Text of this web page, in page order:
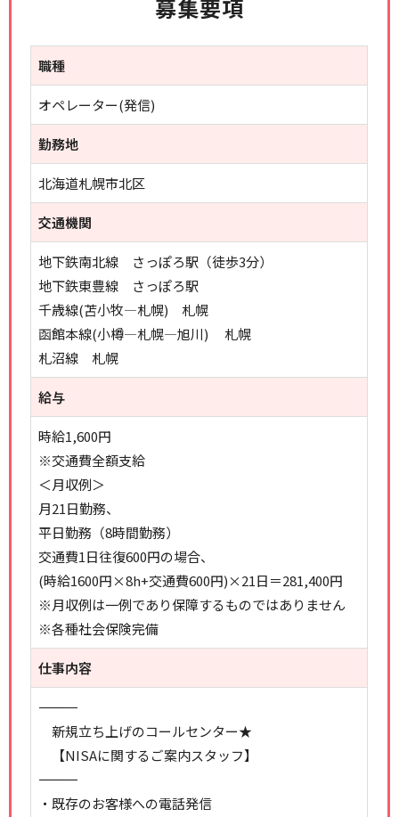
募集要項
職種
オペレーター(発信)
勤務地
北海道札幌市北区
交通機関
地下鉄南北線 さっぽろ駅（徒歩3分）
地下鉄東豊線 さっぽろ駅
千歳線(苫小牧―札幌) 札幌
函館本線(小樽―札幌―旭川) 札幌
札沼線 札幌
給与
時給1,600円
※交通費全額支給
＜月収例＞
月21日勤務、
平日勤務（8時間勤務）
交通費1日往復600円の場合、
(時給1600円×8h+交通費600円)×21日＝281,400円
※月収例は一例であり保障するものではありません
※各種社会保険完備
仕事内容
―――――――――――――――――
新規立ち上げのコールセンター★
【NISAに関するご案内スタッフ】
―――――――――――――――――
・既存のお客様への電話発信